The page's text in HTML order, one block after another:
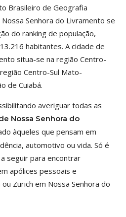
Brasileiro de Geografia
Senhora do Livramento se
do ranking de população,
habitantes. A cidade de
situa-se na região Centro-
Centro-Sul Mato-
de Cuiabá.
averiguar todas as
Nossa Senhora do
àqueles que pensam em
automotivo ou vida. Só é
seguir para encontrar
apólices pessoais e
Zurich em Nossa Senhora do